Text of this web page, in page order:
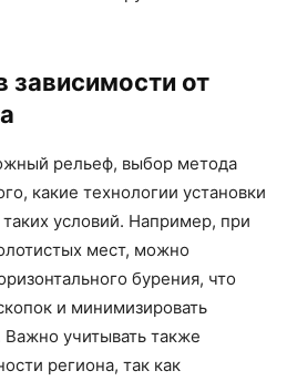
от
рельеф, выбор метода
какие технологии установки
условий. Например, при
мест, можно
бурения, что
и минимизировать
Важно учитывать также
региона, так как